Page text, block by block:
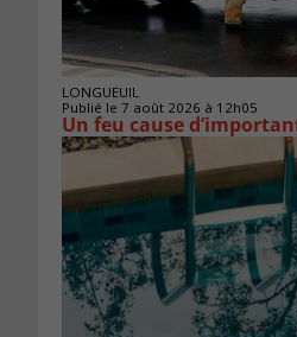
LONGUEUIL
Publié le 7 août 2026 à 12h05
Un feu cause